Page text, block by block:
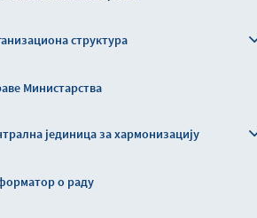
структура
Министарства
јединица за хармонизацију
о раду